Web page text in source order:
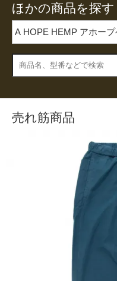
ほかの商品を探す
売れ筋商品